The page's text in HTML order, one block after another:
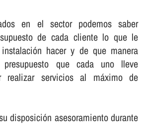
en el sector podemos saber
de cada cliente lo que le
hacer y de que manera
que cada uno lleve
realizar servicios al máximo de
disposición asesoramiento durante